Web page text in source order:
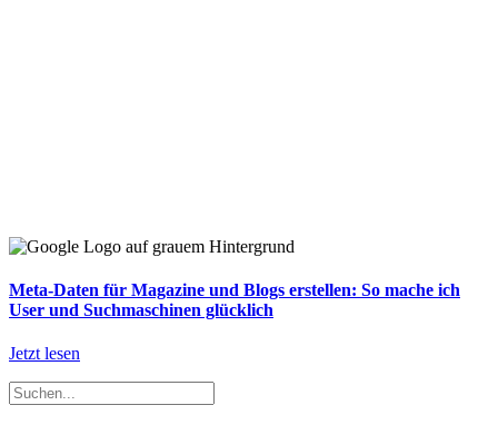
Meta-Daten für Magazine und Blogs erstellen: So mache ich
User und Suchmaschinen glücklich
Jetzt lesen